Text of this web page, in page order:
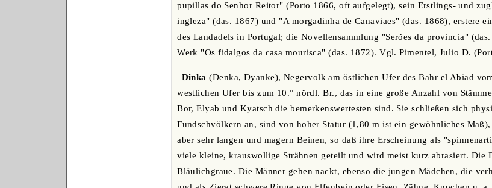
pupillas do Senhor Reitor" (Porto 1866, oft aufgelegt), sein Erstlings- und
ingleza" (das. 1867) und "A morgadinha de Canaviaes" (das. 1868), erstere
des Landadels in Portugal; die Novellensammlung "Serões da provincia"
Werk "Os fidalgos da casa mourisca" (das. 1872). Vgl. Pimentel, Julio D.
Dinka (Denka, Dyanke), Negervolk am östlichen Ufer des Bahr el Abiad
westlichen Ufer bis zum 10.° nördl. Br., das in eine große Anzahl von
Bor, Elyab und Kyatsch die bemerkenswertesten sind. Sie schließen sich
Fundschvölkern an, sind von hoher Statur (1,80 m ist ein gewöhnliches
aber sehr langen und magern Beinen, so daß ihre Erscheinung als
viele kleine, krauswollige Strähnen geteilt und wird meist kurz abrasiert. Die
Bläulichgraue. Die Männer gehen nackt, ebenso die jungen Mädchen, die